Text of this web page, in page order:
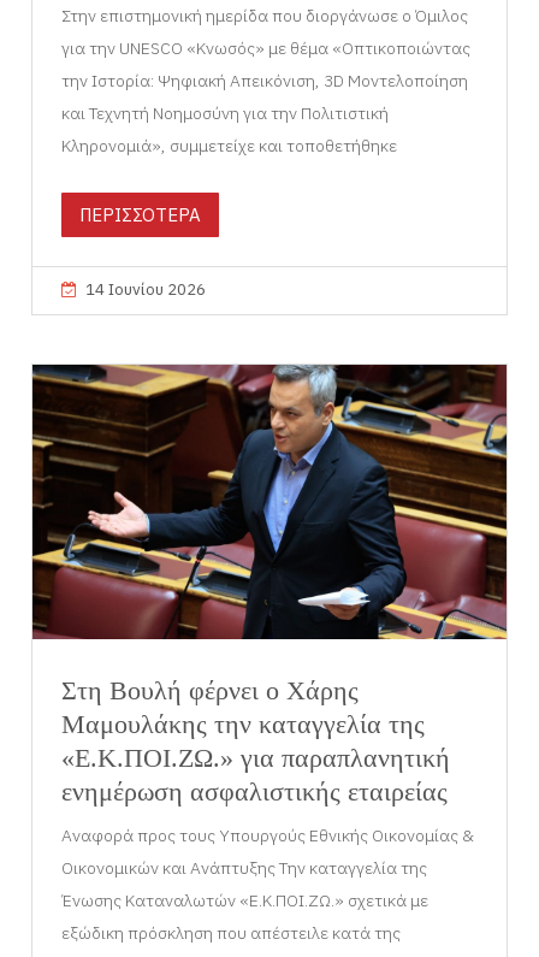
Στην επιστημονική ημερίδα που διοργάνωσε ο Όμιλος
για την UNESCO «Κνωσός» με θέμα «Οπτικοποιώντας
την Ιστορία: Ψηφιακή Απεικόνιση, 3D Μοντελοποίηση
και Τεχνητή Νοημοσύνη για την Πολιτιστική
Κληρονομιά», συμμετείχε και τοποθετήθηκε
ΠΕΡΙΣΣΟΤΕΡΑ
14 Ιουνίου 2026
Στη Βουλή φέρνει ο Χάρης
Μαμουλάκης την καταγγελία της
«Ε.Κ.ΠΟΙ.ΖΩ.» για παραπλανητική
ενημέρωση ασφαλιστικής εταιρείας
Αναφορά προς τους Υπουργούς Εθνικής Οικονομίας &
Οικονομικών και Ανάπτυξης Την καταγγελία της
Ένωσης Καταναλωτών «Ε.Κ.ΠΟΙ.ΖΩ.» σχετικά με
εξώδικη πρόσκληση που απέστειλε κατά της